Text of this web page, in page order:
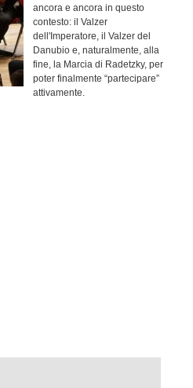
ancora e ancora in questo
contesto: il Valzer
dell'Imperatore, il Valzer del
Danubio e, naturalmente, alla
fine, la Marcia di Radetzky, per
poter finalmente “partecipare”
attivamente.